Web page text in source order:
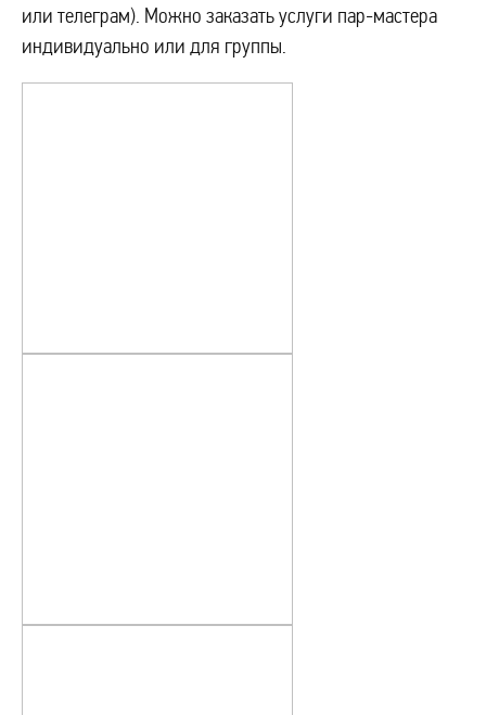
или телеграм). Можно заказать услуги пар-мастера
индивидуально или для группы.